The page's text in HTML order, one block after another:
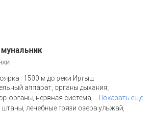
· 1500 м до реки Иртыш
аппарат, органы дыхания,
органы, нервная система,
Показать еще
лечебные грязи озера ульжай,